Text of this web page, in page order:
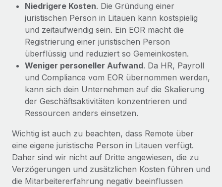
Niedrigere Kosten. Die Gründung einer
juristischen Person in Litauen kann kostspielig
und zeitaufwendig sein. Ein EOR macht die
Registrierung einer juristischen Person
überflüssig und reduziert so Gemeinkosten.
Weniger personeller Aufwand. Da HR, Payroll
und Compliance vom EOR übernommen werden,
kann sich dein Unternehmen auf die Skalierung
der Geschäftsaktivitäten konzentrieren und
Ressourcen anders einsetzen.
Wichtig ist auch zu beachten, dass Remote über
eine eigene juristische Person in Litauen verfügt.
Daher sind wir nicht auf Dritte angewiesen, die zu
Verzögerungen und zusätzlichen Kosten führen und
die Mitarbeitererfahrung negativ beeinflussen